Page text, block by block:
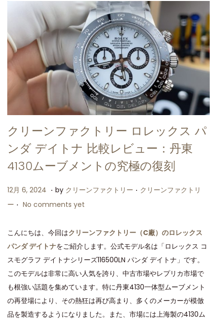
クリーンファクトリー ロレックス パ
ンダ デイトナ 比較レビュー：丹東
4130ムーブメントの究極の復刻
P
o
t
e
d
o
n
12月 6, 2024
2
6
,
2
0
2
4
. by クリーンファクトリー . P
t
e
d
i
n
クリーンファクトリ
ー . No comments yet
こんにちは、今回はクリーンファクトリー（C廠）のロレックス
パンダ デイトナをご紹介します。公式モデル名は「ロレックス コ
スモグラフ デイトナシリーズ116500LN パンダ デイトナ」です。
このモデルは非常に高い人気を誇り、中古市場やレプリカ市場で
も根強い話題を集めています。特に丹東4130一体型ムーブメント
の再登場により、その熱狂は再び高まり、多くのメーカーが模倣
品を製造するようになりました。また、市場には上海製の4130ム